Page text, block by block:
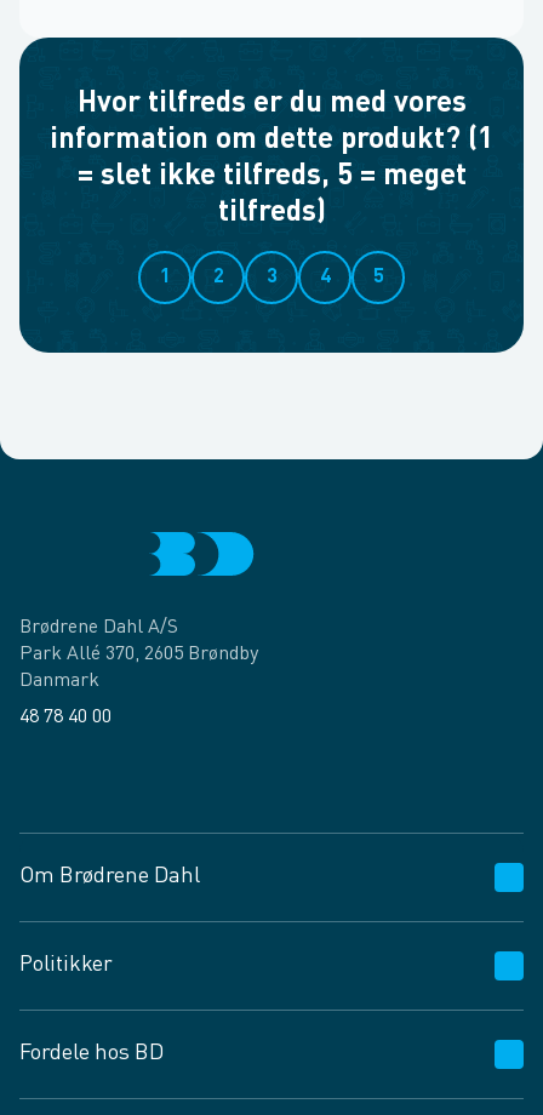
Hvor tilfreds er du med vores
information om dette produkt? (1
= slet ikke tilfreds, 5 = meget
tilfreds)
1 2 3 4 5
Brødrene Dahl A/S
Park Allé 370, 2605 Brøndby
Danmark
48 78 40 00
Om Brødrene Dahl
Vagttelefon 30 10 89 89
Spørgsmål og svar
Job og karriere
Fødevarekontrolrapport
Politikker
Privatlivspolitik
Cookies
Fordele hos BD